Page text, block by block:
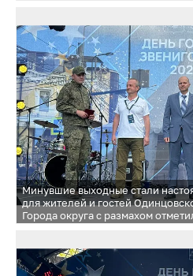
Минувшие выходные стали
для жителей и гостей
Города округа с размахом